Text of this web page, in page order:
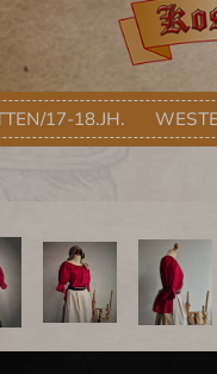
17-18.JH.